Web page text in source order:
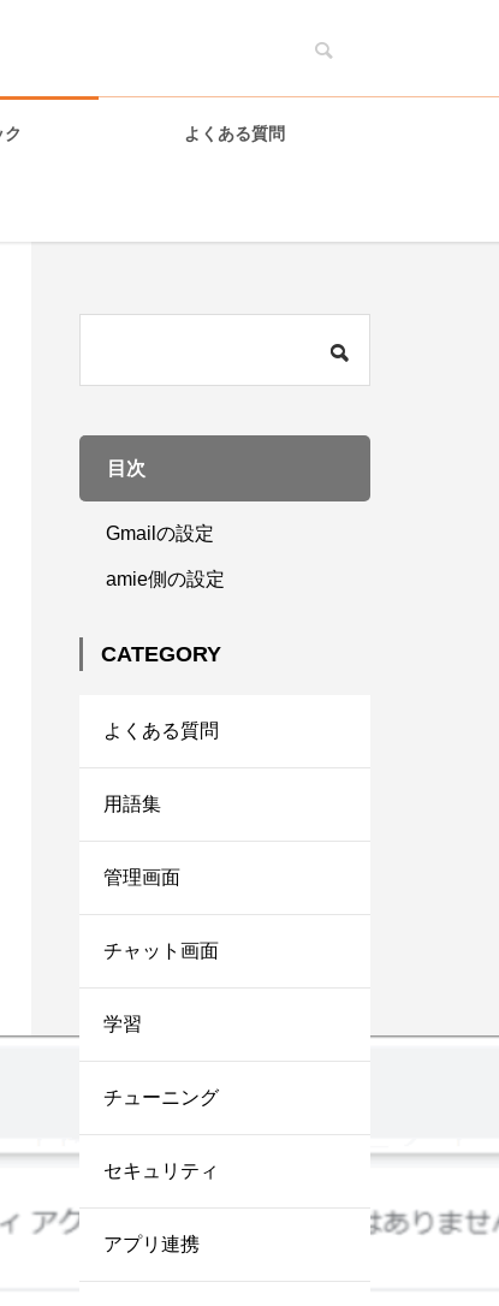
よくある質問
目次
Gmailの設定
amie側の設定
CATEGORY
よくある質問
用語集
管理画面
チャット画面
学習
チューニング
セキュリティ
アプリ連携